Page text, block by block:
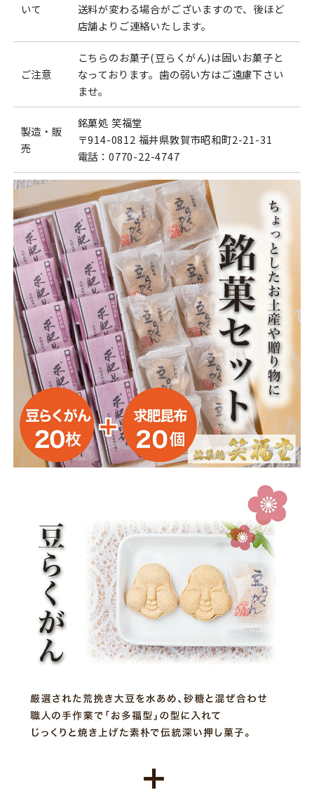
いて
送料が変わる場合がございますので、後ほど
店舗よりご連絡いたします。
ご注意
こちらのお菓子(豆らくがん)は固いお菓子と
なっております。歯の弱い方はご遠慮下さい
ませ。
製造・販
売
銘菓処 笑福堂
〒914-0812 福井県敦賀市昭和町2-21-31
電話：0770-22-4747